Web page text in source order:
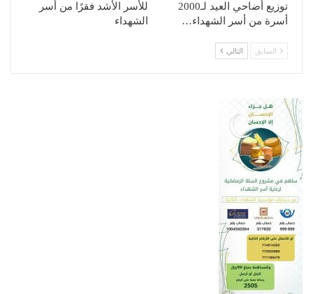
توزيع أضاحي العيد لـ2000
أسرة من أسر الشهداء…
للأسر الأشد فقرًا من أسر
الشهداء
السابق التالي